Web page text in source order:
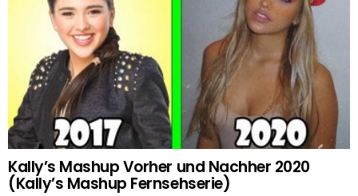
Kally’s Mashup Vorher und Nachher 2020
(Kally’s Mashup Fernsehserie)